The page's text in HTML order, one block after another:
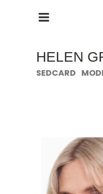
HAUPTMENÜ
HELEN
SEDCARD